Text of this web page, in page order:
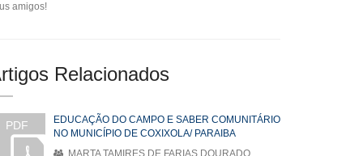
amigos!
Relacionados
PDF
EDUCAÇÃO DO CAMPO E SABER COMUNITÁRIO
NO MUNICÍPIO DE COXIXOLA/ PARAIBA
MARTA TAMIRES DE FARIAS DOURADO